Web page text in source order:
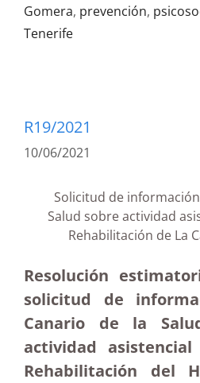
Gomera, prevención,
Tenerife
R19/2021
10/06/2021
Solicitud de
Salud sobre actividad
Rehabilitación de La
Resolución
solicitud de
Canario de la
actividad
Rehabilitación del